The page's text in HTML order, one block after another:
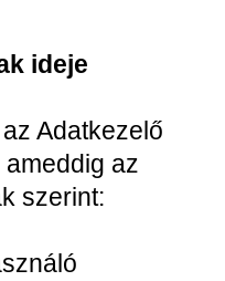
ideje
Adatkezelő
az
szerint: